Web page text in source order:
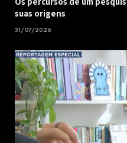
suas origens
31/07/2026